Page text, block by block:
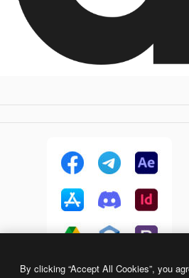
Brands Color
By clicking “Accept All Cookies”, you